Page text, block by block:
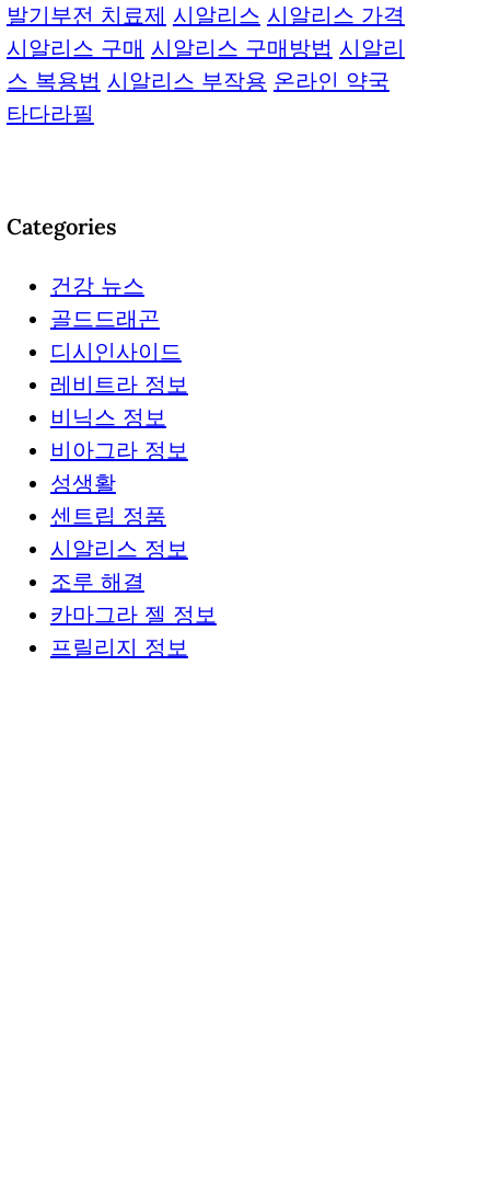
발기부전 치료제 시알리스 시알리스 가격
시알리스 구매 시알리스 구매방법 시알리
스 복용법 시알리스 부작용 온라인 약국
타다라필
Categories
건강 뉴스
골드드래곤
디시인사이드
레비트라 정보
비닉스 정보
비아그라 정보
성생활
센트립 정품
시알리스 정보
조루 해결
카마그라 젤 정보
프릴리지 정보